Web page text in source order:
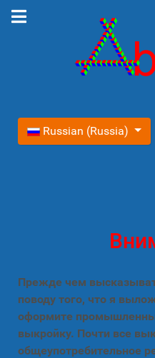
Выберите язык
Russian (Russia)
Прежде чем
поводу того, что я
оформите
выкройку. Почти все
общеупотребительное